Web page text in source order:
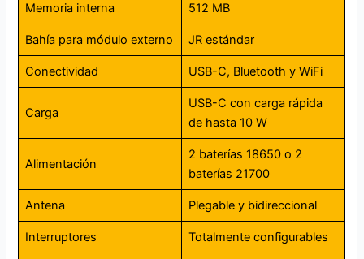
Memoria interna 512 MB
Bahía para módulo externo JR estándar
Conectividad USB-C, Bluetooth y WiFi
Carga
USB-C con carga rápida
de hasta 10 W
Alimentación
2 baterías 18650 o 2
baterías 21700
Antena Plegable y bidireccional
Interruptores Totalmente configurables